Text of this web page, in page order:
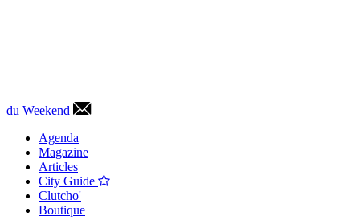
du Weekend
Agenda
Magazine
Articles
City Guide
Clutcho'
Boutique